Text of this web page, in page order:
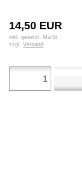
14,50 EUR
inkl. gesetzl. MwSt.
zzgl. Versand